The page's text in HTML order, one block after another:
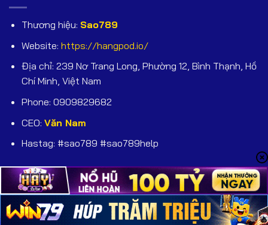
Thương hiệu: Sao789
Website: https://hangpod.io/
Địa chỉ: 239 Nơ Trang Long, Phường 12, Bình Thạnh, Hồ
Chí Minh, Việt Nam
Phone: 0909829682
CEO: Văn Nam
Hastag: #sao789 #sao789help
Copyright 2025 ©hangpod.io